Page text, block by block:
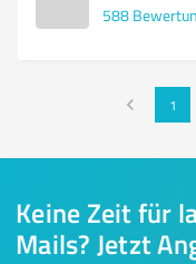
588
1
Keine Zeit für
Mails? Jetzt